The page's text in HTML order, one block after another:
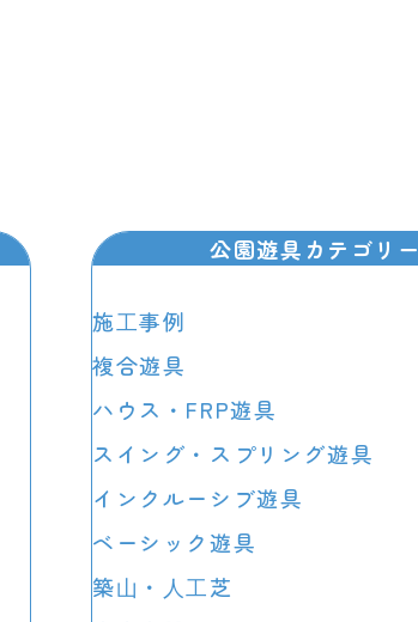
公園遊具カテゴリー
施⼯事例
複合遊具
ハウス・FRP遊具
スイング・スプリング遊具
インクルーシブ遊具
ベーシック遊具
築⼭・⼈⼯芝